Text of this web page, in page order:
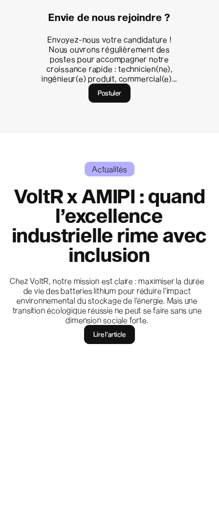
Envie de nous rejoindre ?
Envoyez-nous votre candidature !
Nous ouvrons régulièrement des
postes pour accompagner notre
croissance rapide : technicien(ne),
ingénieur(e) produit, commercial(e)…
Postuler
Actualités
VoltR x AMIPI : quand
l’excellence
industrielle rime avec
inclusion
Chez VoltR, notre mission est claire : maximiser la durée
de vie des batteries lithium pour réduire l’impact
environnemental du stockage de l’énergie. Mais une
transition écologique réussie ne peut se faire sans une
dimension sociale forte.
Lire l'article